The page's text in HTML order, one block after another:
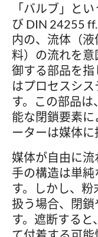
「バルブ」と
び DIN 24255
内の、流体（
料）の流れを意
御する部品を指
はプロセスシ
す。この部品
能な閉鎖要素
ーターは媒体に
媒体が自由に
手の構造は単
す。しかし、
扱う場合、閉鎖
す。遮断する